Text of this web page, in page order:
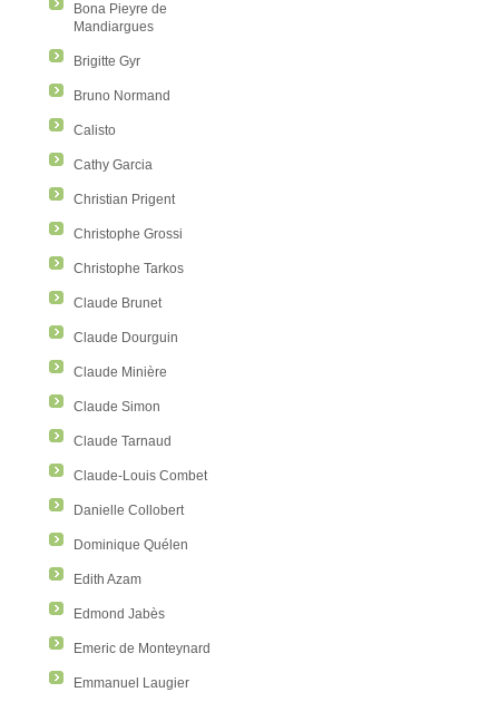
Bona Pieyre de
Mandiargues
Brigitte Gyr
Bruno Normand
Calisto
Cathy Garcia
Christian Prigent
Christophe Grossi
Christophe Tarkos
Claude Brunet
Claude Dourguin
Claude Minière
Claude Simon
Claude Tarnaud
Claude-Louis Combet
Danielle Collobert
Dominique Quélen
Edith Azam
Edmond Jabès
Emeric de Monteynard
Emmanuel Laugier